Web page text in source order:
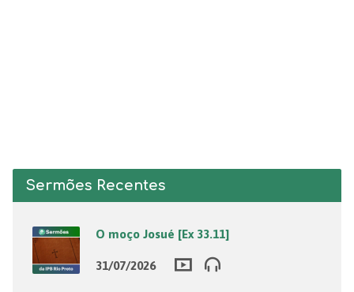
Sermões Recentes
O moço Josué [Ex 33.11]
31/07/2026